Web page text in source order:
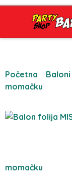
Početna Baloni
momačku
momačku